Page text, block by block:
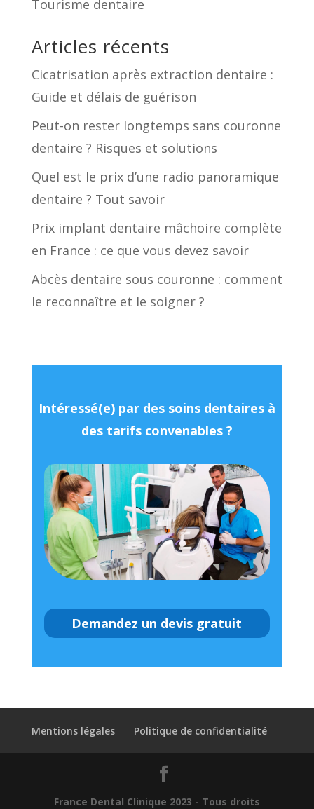
Tourisme dentaire
Articles récents
Cicatrisation après extraction dentaire :
Guide et délais de guérison
Peut-on rester longtemps sans couronne
dentaire ? Risques et solutions
Quel est le prix d’une radio panoramique
dentaire ? Tout savoir
Prix implant dentaire mâchoire complète
en France : ce que vous devez savoir
Abcès dentaire sous couronne : comment
le reconnaître et le soigner ?
Intéressé(e) par des soins dentaires à
des tarifs convenables ?
Demandez un devis gratuit
Mentions légales Politique de confidentialité
France Dental Clinique 2023 - Tous droits